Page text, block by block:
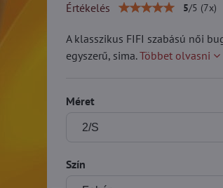
Értékelés 5/5 (7x)
A klasszikus FIFI szabású női
egyszerű, sima.Többet olvasni
Méret
Szín